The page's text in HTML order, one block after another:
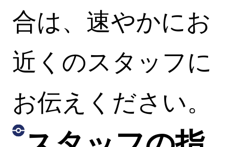
合は、速やかにお
近くのスタッフに
お伝えください。